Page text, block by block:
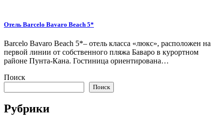
Отель Barcelo Bavaro Beach 5*
Barcelo Bavaro Beach 5*– отель класса «люкс», расположен на
первой линии от собственного пляжа Баваро в курортном
районе Пунта-Кана. Гостиница ориентирована…
Поиск
Поиск
Рубрики